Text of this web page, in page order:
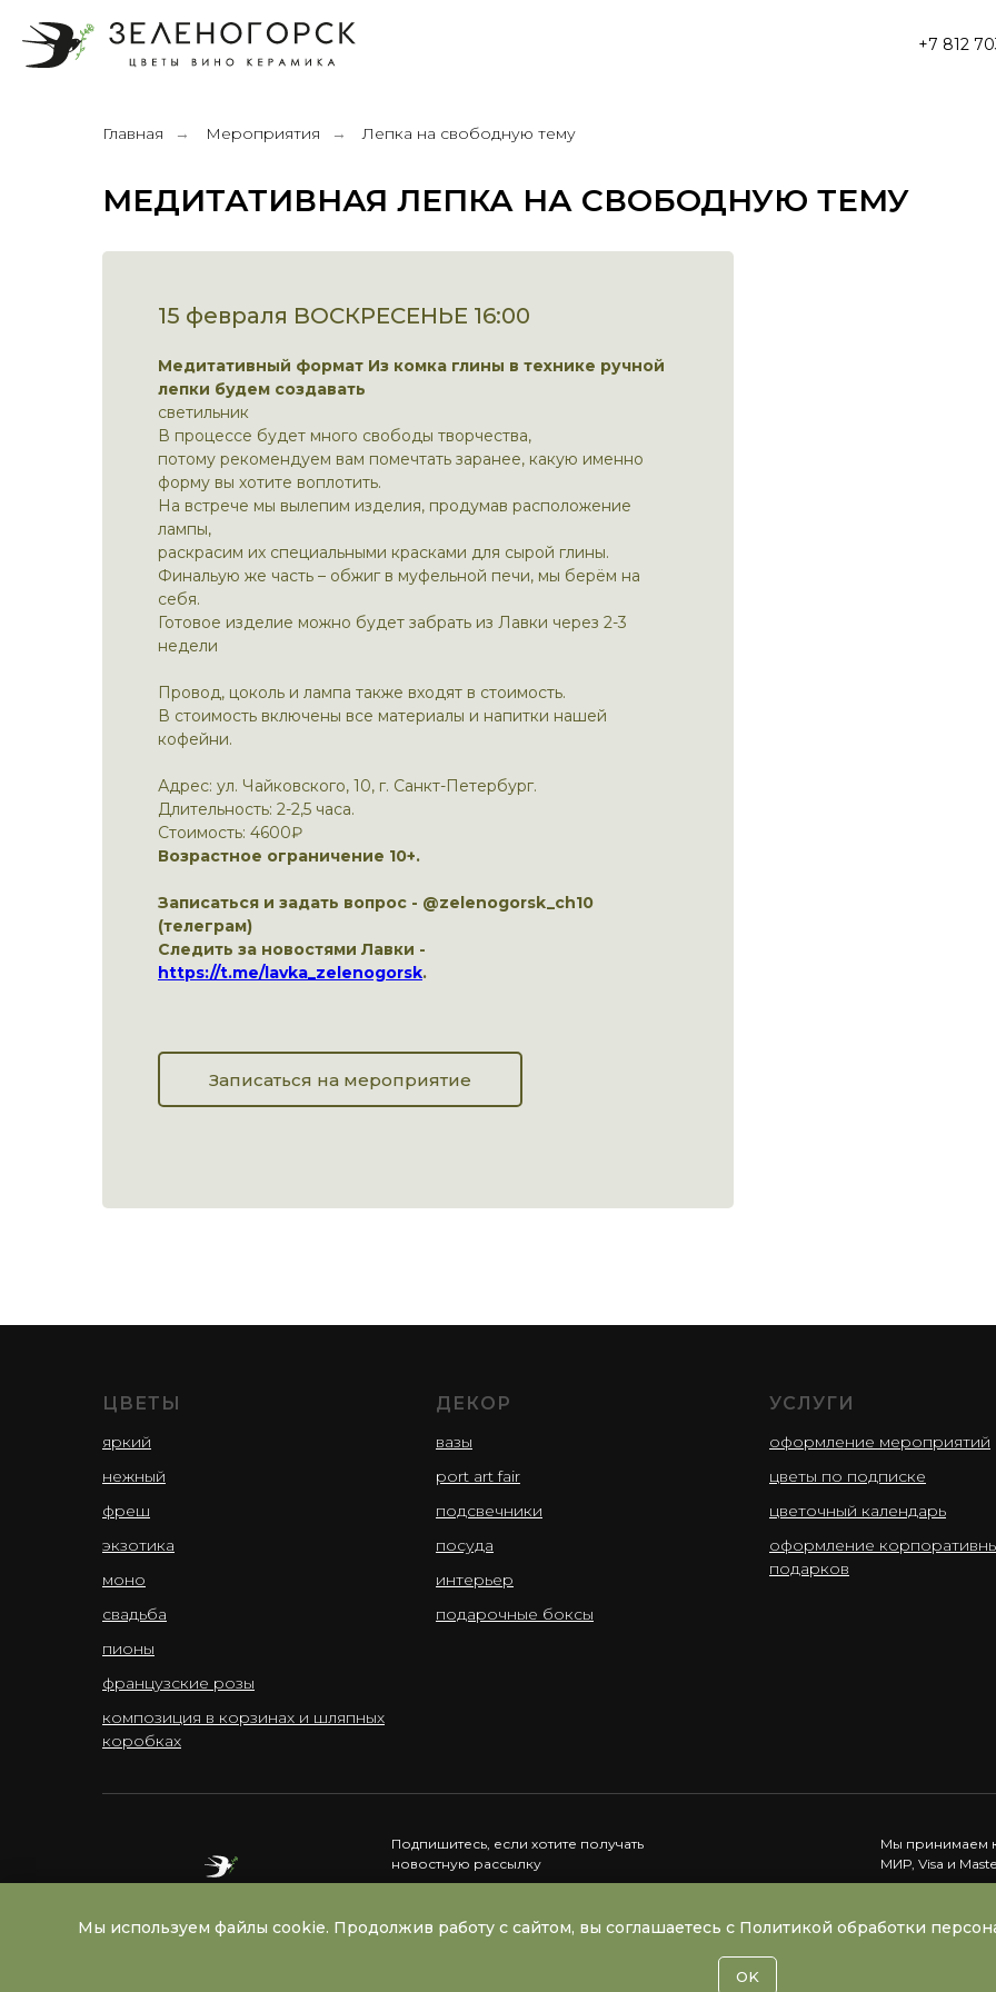
+7 812
Главная → Мероприятия → Лепка на свободную тему
МЕДИТАТИВНАЯ ЛЕПКА НА СВОБОДНУЮ ТЕМУ
15 февраля ВОСКРЕСЕНЬЕ 16:00
Медитативный формат Из комка глины в технике ручной
лепки будем создавать
светильник
В процессе будет много свободы творчества,
потому рекомендуем вам помечтать заранее, какую именно
форму вы хотите воплотить.
На встрече мы вылепим изделия, продумав расположение
лампы,
раскрасим их специальными красками для сырой глины.
Финальую же часть – обжиг в муфельной печи, мы берём на
себя.
Готовое изделие можно будет забрать из Лавки через 2-3
недели
Провод, цоколь и лампа также входят в стоимость.
В стоимость включены все материалы и напитки нашей
кофейни.
Адрес: ул. Чайковского, 10, г. Санкт-Петербург.
Длительность: 2-2,5 часа.
Стоимость: 4600₽
Возрастное ограничение 10+.
Записаться и задать вопрос - @zelenogorsk_ch10
(телеграм)
Следить за новостями Лавки -
https://t.me/lavka_zelenogorsk.
Записаться на мероприятие
ЦВЕТЫ
яркий
нежный
фреш
экзотика
моно
свадьба
пионы
французские розы
композиция в корзинах и шляпных
коробках
ДЕКОР
вазы
port art fair
подсвечники
посуда
интерьер
подарочные боксы
УСЛУГИ
оформление мероприятий
цветы по подписке
цветочный календарь
оформление
подарков
Мы принимаем
МИР, Visa и
Подписаться
Подпишитесь, если хотите получать
новостную рассылку
Мы используем файлы cookie. Продолжив работу с сайтом, вы соглашаетесь с Политикой обработки
OK